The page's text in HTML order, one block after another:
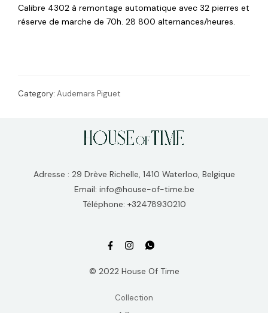
Calibre 4302 à remontage automatique avec 32 pierres et
réserve de marche de 70h. 28 800 alternances/heures.
Category: Audemars Piguet
Adresse : 29 Drève Richelle, 1410 Waterloo, Belgique
Email: info@house-of-time.be
Téléphone: +32478930210
© 2022 House Of Time
Collection